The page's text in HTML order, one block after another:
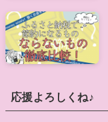
応援よろしくね♪